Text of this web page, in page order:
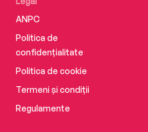
ANPC
Politica de
confidențialitate
Politica de cookie
Termeni și condiții
Regulamente